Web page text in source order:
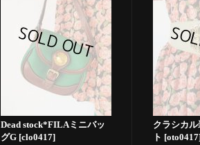
Dead stock*FILAミニバッ
グG [clo0417]
クラシカ
ト [oto0417